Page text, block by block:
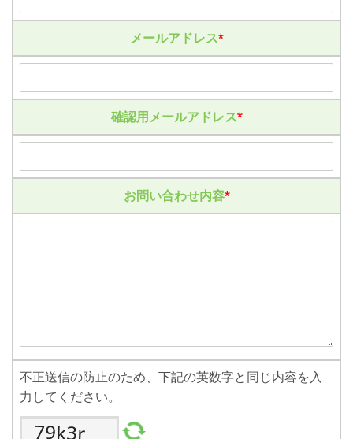
メールアドレス*
確認用メールアドレス*
お問い合わせ内容*
不正送信の防止のため、下記の英数字と同じ内容を入
力してください。